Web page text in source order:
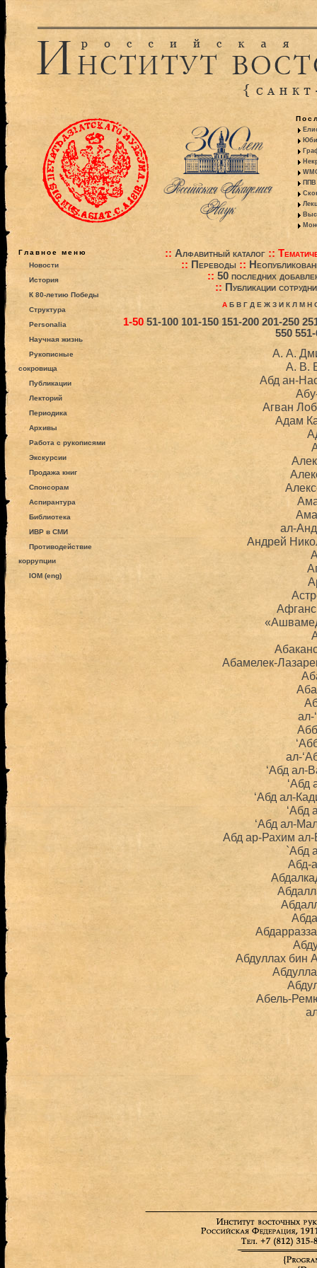
ППВ
Главное меню
Новости
История
К 80-летию Победы
Структура
Personalia
Научная жизнь
Рукописные
сокровища
Публикации
Лекторий
Периодика
Архивы
Работа с рукописями
Экскурсии
Продажа книг
Спонсорам
Аспирантура
Библиотека
ИВР в СМИ
Противодействие
коррупции
IOM (eng)
:: Алфавитный каталог ::
:: Переводы::
:: 50 последних
:: Публикации
А Б В Г Д Е Ж З И К Л М Н
1-50 51-100 101-150 151-200 201-250
550
А. А.
А. В.
Абд ан-
Агван
Адам
ал-
Андрей
Абамелек-
ал-
ал-
‘Абд ал-
‘Абд
‘Абд ал-
‘Абд
‘Абд ал-
Абд ар-Рахим
`Абд
Абд-
Абдуллах бин
Абель-